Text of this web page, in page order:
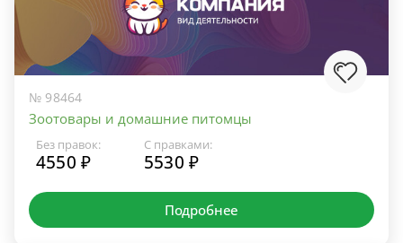
№ 98464
Зоотовары и домашние питомцы
Без правок:
4550 ₽
С правками:
5530 ₽
Подробнее